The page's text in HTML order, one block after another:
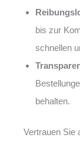
bis zur
schnellen
behalten.
Vertrauen Sie